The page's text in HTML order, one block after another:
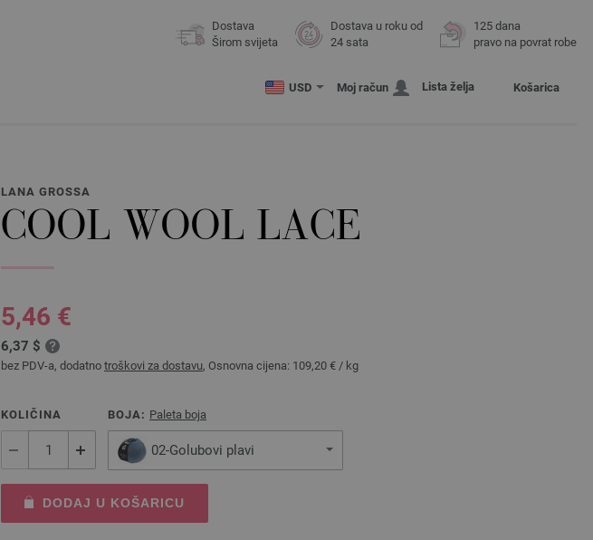
Dostava
Širom svijeta
Dostava u roku od
24 sata
125 dana
pravo na povrat robe
USD Moj račun Lista želja Košarica
LANA GROSSA
COOL WOOL LACE
5,46 €
6,37 $
bez PDV-a, dodatno troškovi za dostavu, Osnovna cijena: 109,20 € / kg
KOLIČINA BOJA: Paleta boja
02-Golubovi plavi
DODAJ U KOŠARICU